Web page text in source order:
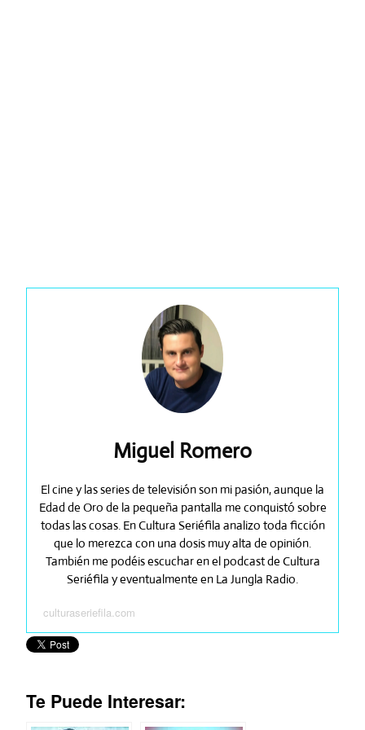
Miguel Romero
El cine y las series de televisión son mi pasión, aunque la
Edad de Oro de la pequeña pantalla me conquistó sobre
todas las cosas. En Cultura Seriéfila analizo toda ficción
que lo merezca con una dosis muy alta de opinión.
También me podéis escuchar en el podcast de Cultura
Seriéfila y eventualmente en La Jungla Radio.
culturaseriefila.com
Te Puede Interesar: